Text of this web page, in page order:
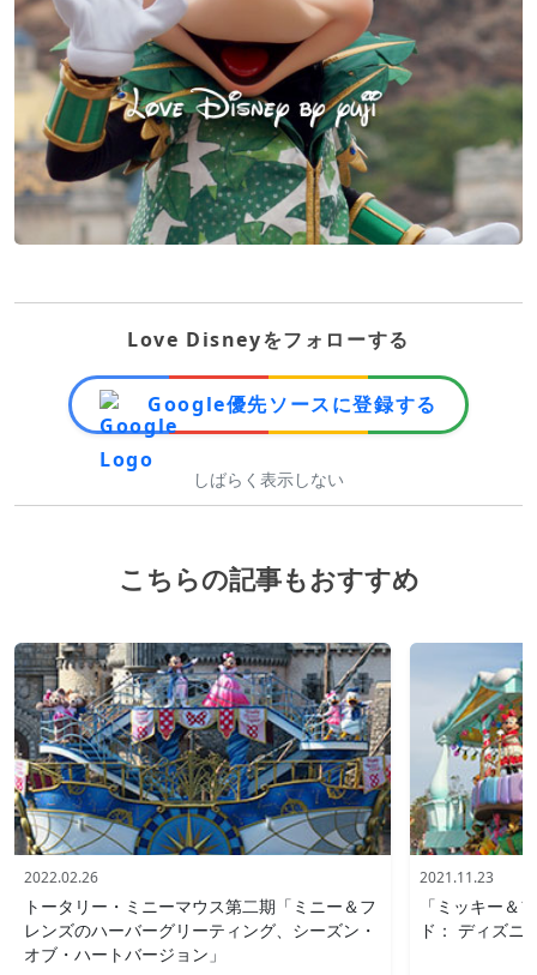
Love Disneyをフォローする
Google優先ソースに登録する
しばらく表示しない
こちらの記事もおすすめ
2022.02.26
トータリー・ミニーマウス第二期「ミニー＆フ
レンズのハーバーグリーティング、シーズン・
オブ・ハートバージョン」
2021.11.23
「ミッキー＆
ド： ディズニ